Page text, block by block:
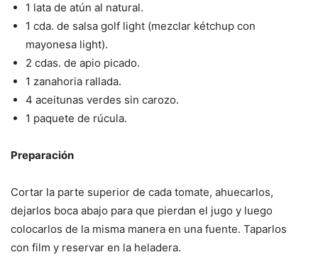
1 lata de atún al natural.
1 cda. de salsa golf light (mezclar kétchup con
mayonesa light).
2 cdas. de apio picado.
1 zanahoria rallada.
4 aceitunas verdes sin carozo.
1 paquete de rúcula.
Preparación
Cortar la parte superior de cada tomate, ahuecarlos,
dejarlos boca abajo para que pierdan el jugo y luego
colocarlos de la misma manera en una fuente. Taparlos
con film y reservar en la heladera.